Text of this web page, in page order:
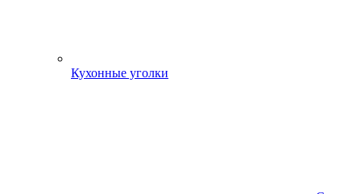
Кухонные уголки